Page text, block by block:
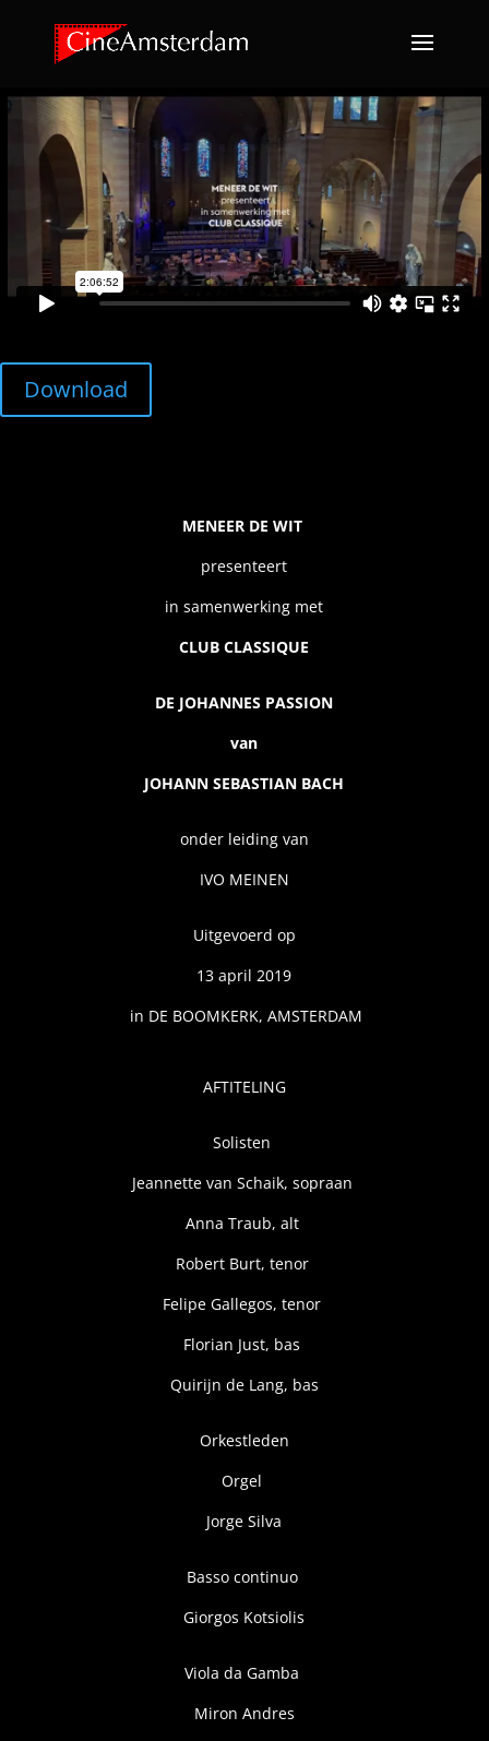
Download
MENEER DE WIT
presenteert
in samenwerking met
CLUB CLASSIQUE
DE JOHANNES PASSION
van
JOHANN SEBASTIAN BACH
onder leiding van
IVO MEINEN
Uitgevoerd op
13 april 2019
in DE BOOMKERK, AMSTERDAM
AFTITELING
Solisten
Jeannette van Schaik, sopraan
Anna Traub, alt
Robert Burt, tenor
Felipe Gallegos, tenor
Florian Just, bas
Quirijn de Lang, bas
Orkestleden
Orgel
Jorge Silva
Basso continuo
Giorgos Kotsiolis
Viola da Gamba
Miron Andres